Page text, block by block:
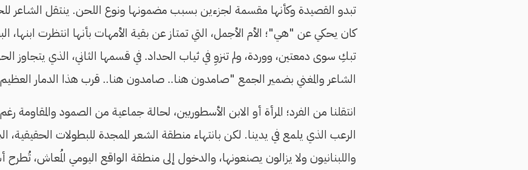
تبدو القصيدة وكأنها مقسمة لجزءين بسبب مضمونها ونوع اللحن. ينتقل الشاعر
كان يحكي عن "هي"؛ الأم الأجمل، التي تمتاز عن بقية الأمهات بأنها انتظرت
تبكِ سوى دمعتين، ووردة، ولم تنزوِ في ثياب الحداد. في قسمها الثاني، الذي يتجاوز
الشاعر والمغني بضمير الجمع "صامدون هنا.. صامدون هنا.. قرب هذا الدمار العظيم..
انتقلنا من الفرد؛ المرأة أو الابن الأسطوريين، لحالة جماعية من الصمود والمقاومة
الرعب الذي يلمع في يدينا. لكن بانتهاء منطقة الشعر الممجدة للبطولات الحقيقية،
واللبنانيون ولا يزالون يصنعونها، والدخول إلى منطقة الواقع اليومي المُعاش،